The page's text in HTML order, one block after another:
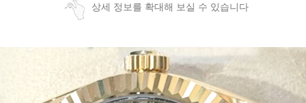
상세 정보를 확대해 보실 수 있습니다